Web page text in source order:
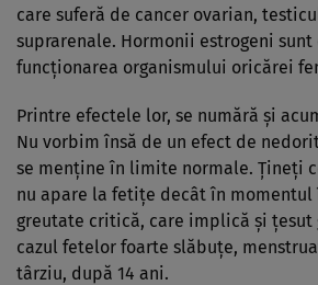
care suferă de cancer ovarian,
suprarenale. Hormonii estrogeni
funcţionarea organismului oricărei
Printre efectele lor, se numără şi
Nu vorbim însă de un efect de
se menţine în limite normale. Ţineţi
nu apare la fetiţe decât în momentul
greutate critică, care implică şi ţesut
cazul fetelor foarte slăbuţe,
târziu, după 14 ani.